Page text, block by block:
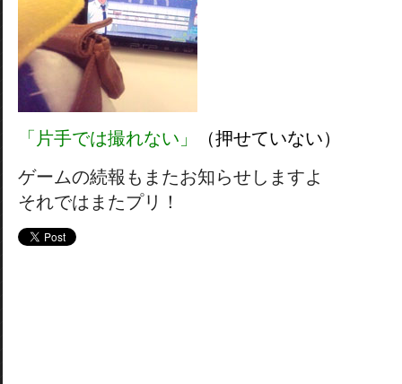
「片手では撮れない」
（押せていない）
ゲームの続報もまたお知らせしますよ
それではまたプリ！